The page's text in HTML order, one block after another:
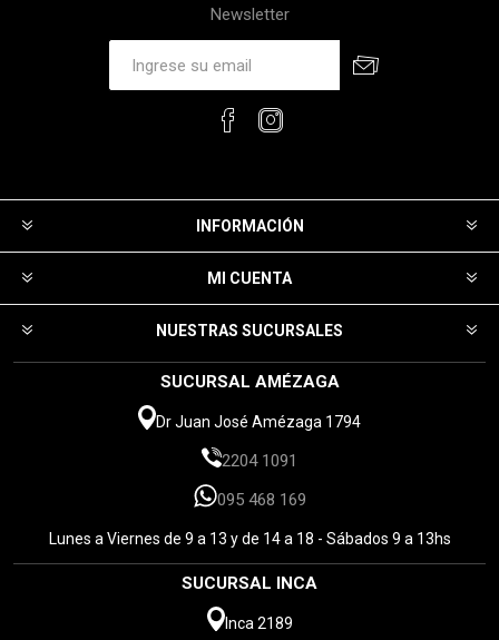
Newsletter
INFORMACIÓN
MI CUENTA
NUESTRAS SUCURSALES
SUCURSAL AMÉZAGA
Dr Juan José Amézaga 1794
2204 1091
095 468 169
Lunes a Viernes de 9 a 13 y de 14 a 18 - Sábados 9 a 13hs
SUCURSAL INCA
Inca 2189